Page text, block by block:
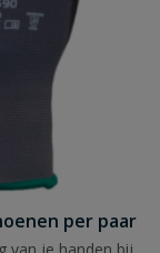
per paar